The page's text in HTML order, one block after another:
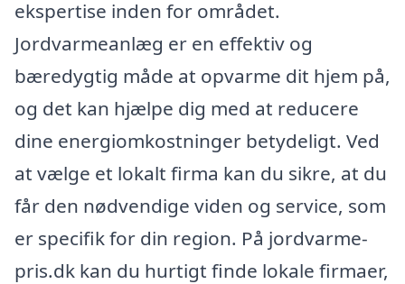
ekspertise inden for området.
Jordvarmeanlæg er en effektiv og
bæredygtig måde at opvarme dit hjem på,
og det kan hjælpe dig med at reducere
dine energiomkostninger betydeligt. Ved
at vælge et lokalt firma kan du sikre, at du
får den nødvendige viden og service, som
er specifik for din region. På jordvarme-
pris.dk kan du hurtigt finde lokale firmaer,